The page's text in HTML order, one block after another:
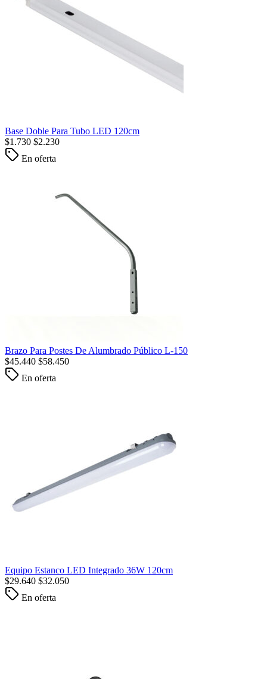
Base Doble Para Tubo LED 120cm
$1.730 $2.230
En oferta
Brazo Para Postes De Alumbrado Público L-150
$45.440 $58.450
En oferta
Equipo Estanco LED Integrado 36W 120cm
$29.640 $32.050
En oferta